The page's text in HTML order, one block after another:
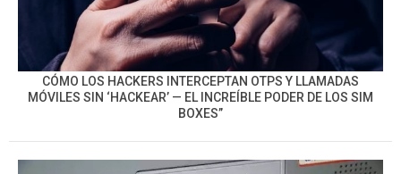
CÓMO LOS HACKERS INTERCEPTAN OTPS Y LLAMADAS
MÓVILES SIN ‘HACKEAR’ — EL INCREÍBLE PODER DE LOS SIM
BOXES”